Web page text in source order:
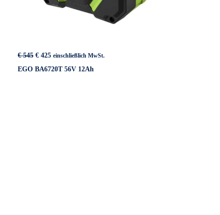
€545 Ursprünglicher
war:
€ 425Aktueller
ist:
einschließlich MwSt.
EGO BA6720T 56V 12Ah